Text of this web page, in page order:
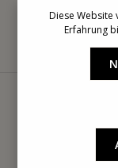
Diese Website
Erfahrung